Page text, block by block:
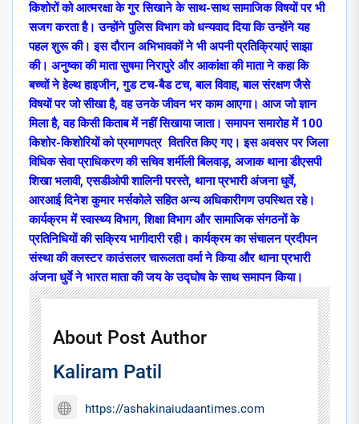
किशोरों को आत्मरक्षा के गुर सिखाने के साथ-साथ सामाजिक विषयों पर भी
सजग करता है। उन्होंने पुलिस विभाग को धन्यवाद दिया कि उन्होंने यह
पहल शुरू की। इस दौरान अभिभावकों ने भी अपनी प्रतिक्रियाएं साझा
की। अनुष्का की माता सुषमा निरापुरे और आकांक्षा की माता ने कहा कि
बच्चों ने हेल्थ हाइजीन, गुड टच-बैड टच, बाल विवाह, बाल संरक्षण जैसे
विषयों पर जो सीखा है, वह उनके जीवन भर काम आएगा। आज जो ज्ञान
मिला है, वह किसी किताब में नहीं सिखाया जाता। समापन समारोह में 100
किशोर-किशोरियों को प्रमाणपत्र वितरित किए गए। इस अवसर पर जिला
विधिक सेवा प्राधिकरण की सचिव शर्मीली बिलवाड़, अजाक थाना डीएसपी
शिखा भलावी, एसडीओपी शालिनी परस्ते, थाना प्रभारी अंजना धुर्वे,
आरआई दिनेश कुमार मर्सकोले सहित अन्य अधिकारीगण उपस्थित रहे।
कार्यक्रम में स्वास्थ्य विभाग, शिक्षा विभाग और सामाजिक संगठनों के
प्रतिनिधियों की सक्रिय भागीदारी रही। कार्यक्रम का संचालन प्रदीपन
संस्था की क्लस्टर काउंसलर चारूलता वर्मा ने किया और थाना प्रभारी
अंजना धुर्वे ने भारत माता की जय के उद्घोष के साथ समापन किया।
About Post Author
Kaliram Patil
https://ashakinaiudaantimes.com